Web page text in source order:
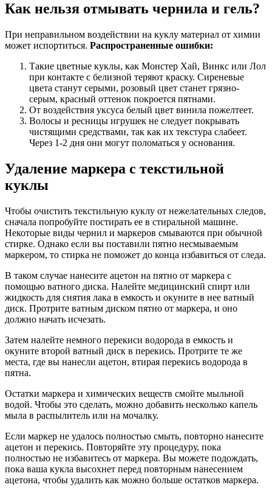
Как нельзя отмывать чернила и гель?
При неправильном воздействии на куклу материал от химии
может испортиться. Распространенные ошибки:
Такие цветные куклы, как Монстер Хай, Винкс или Лол
при контакте с белизной теряют краску. Сиреневые
цвета станут серыми, розовый цвет станет грязно-
серым, красный оттенок покроется пятнами.
От воздействия уксуса белый цвет винила пожелтеет.
Волосы и ресницы игрушек не следует покрывать
чистящими средствами, так как их текстура слабеет.
Через 1-2 дня они могут поломаться у основания.
Удаление маркера с текстильной
куклы
Чтобы очистить текстильную куклу от нежелательных следов,
сначала попробуйте постирать ее в стиральной машине.
Некоторые виды чернил и маркеров смываются при обычной
стирке. Однако если вы поставили пятно несмываемым
маркером, то стирка не поможет до конца избавиться от следа.
В таком случае нанесите ацетон на пятно от маркера с
помощью ватного диска. Налейте медицинский спирт или
жидкость для снятия лака в емкость и окуните в нее ватный
диск. Протрите ватным диском пятно от маркера, и оно
должно начать исчезать.
Затем налейте немного перекиси водорода в емкость и
окуните второй ватный диск в перекись. Протрите те же
места, где вы нанесли ацетон, втирая перекись водорода в
пятна.
Остатки маркера и химических веществ смойте мыльной
водой. Чтобы это сделать, можно добавить несколько капель
мыла в распылитель или на мочалку.
Если маркер не удалось полностью смыть, повторно нанесите
ацетон и перекись. Повторяйте эту процедуру, пока
полностью не избавитесь от маркера. Вы можете подождать,
пока ваша кукла высохнет перед повторным нанесением
ацетона, чтобы удалить как можно больше остатков маркера.